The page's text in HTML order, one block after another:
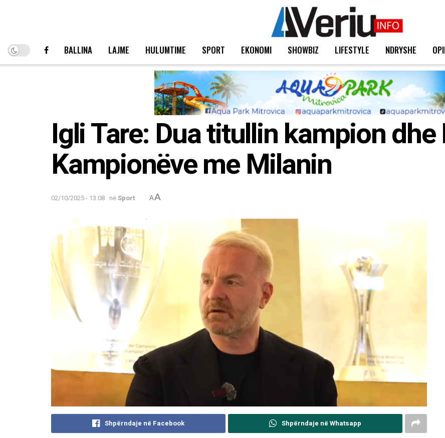
BALLINA LAJME HULUMTIME SPORT EKONOMI SHOWBIZ LIFESTYLE NDRYSHE
Igli Tare: Dua titullin kampion dhe
Kampionëve me Milanin
02/10/2025 - 13:08 nëSport AA
Shpërndaje në Facebook Shpërndaje në Whatsapp